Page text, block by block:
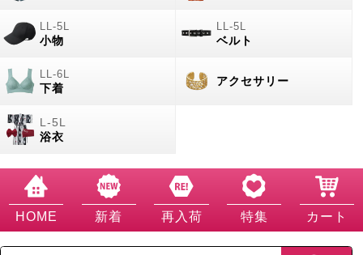
小物 ベルト
下着
アクセサリー
浴衣
HOME 新着 再入荷 特集 カート